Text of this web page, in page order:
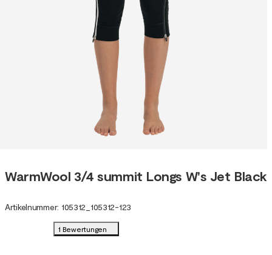
WarmWool 3/4 summit Longs W's Jet Black
Artikelnummer: 105312 105312-123
1 Bewertungen